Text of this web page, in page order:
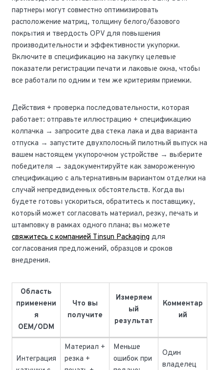
партнеры могут совместно оптимизировать
расположение матриц, толщину белого/базового
покрытия и твердость OPV для повышения
производительности и эффективности укупорки.
Включите в спецификацию на закупку целевые
показатели регистрации печати и лаковые окна, чтобы
все работали по одним и тем же критериям приемки.
Действия + проверка последовательности, которая
работает: отправьте иллюстрацию + спецификацию
колпачка → запросите два стека лака и два варианта
отпуска → запустите двухполосный пилотный выпуск на
вашем настоящем укупорочном устройстве → выберите
победителя → задокументируйте как замороженную
спецификацию с альтернативным вариантом отделки на
случай непредвиденных обстоятельств. Когда вы
будете готовы ускориться, обратитесь к поставщику,
который может согласовать материал, резку, печать и
штамповку в рамках одного плана; вы можете
свяжитесь с компанией Tinsun Packaging для
согласования предложений, образцов и сроков
внедрения.
Область
применени
я
OEM/ODM
Что вы
получите
Измеряем
ый
результат
Комментар
ий
Интеграция
Материал +
резка +
Меньше
ошибок при
Один
владелец